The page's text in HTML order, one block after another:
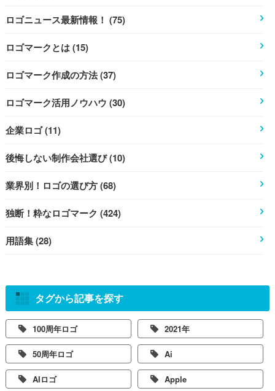
ロゴニュース最新情報！ (75)
ロゴマークとは (15)
ロゴマーク作成の方法 (37)
ロゴマーク活用ノウハウ (30)
企業ロゴ (11)
後悔しない制作会社選び (10)
業界別！ロゴの選び方 (68)
独断！粋なロゴマーク (424)
用語集 (28)
タグから記事を探す
100周年ロゴ 2021年
50周年ロゴ Ai
AIロゴ Apple